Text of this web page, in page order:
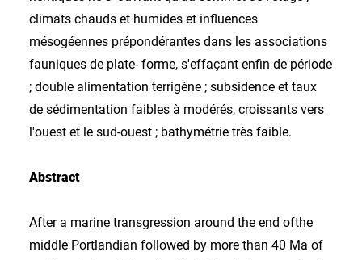
climats chauds et humides et influences
mésogéennes prépondérantes dans les associations
fauniques de plate- forme, s'effaçant enfin de période
; double alimentation terrigène ; subsidence et taux
de sédimentation faibles à modérés, croissants vers
l'ouest et le sud-ouest ; bathymétrie très faible.
Abstract
After a marine transgression around the end ofthe
middle Portlandian followed by more than 40 Ma of